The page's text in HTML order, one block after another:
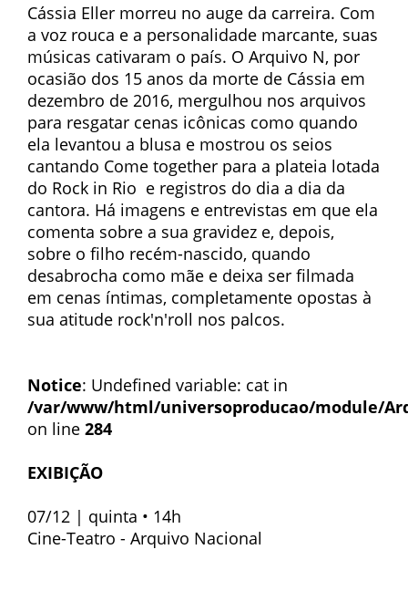
Cássia Eller morreu no auge da carreira. Com
a voz rouca e a personalidade marcante, suas
músicas cativaram o país. O Arquivo N, por
ocasião dos 15 anos da morte de Cássia em
dezembro de 2016, mergulhou nos arquivos
para resgatar cenas icônicas como quando
ela levantou a blusa e mostrou os seios
cantando Come together para a plateia lotada
do Rock in Rio  e registros do dia a dia da
cantora. Há imagens e entrevistas em que ela
comenta sobre a sua gravidez e, depois,
sobre o filho recém-nascido, quando
desabrocha como mãe e deixa ser filmada
em cenas íntimas, completamente opostas à
sua atitude rock'n'roll nos palcos.
Notice: Undefined variable: cat in
/var/www/html/universoproducao/module/
on line 284
EXIBIÇÃO
07/12 | quinta • 14h
Cine-Teatro - Arquivo Nacional